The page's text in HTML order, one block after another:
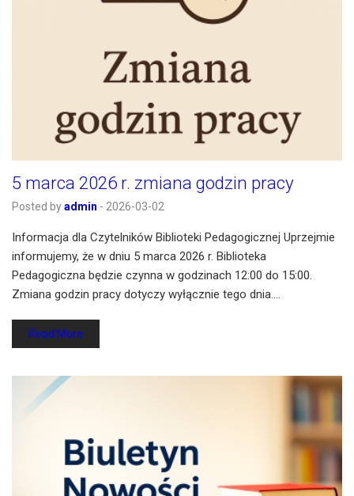
5 marca 2026 r. zmiana godzin pracy
Posted byadmin - 2026-03-02
Informacja dla Czytelników Biblioteki Pedagogicznej Uprzejmie
informujemy, że w dniu 5 marca 2026 r. Biblioteka
Pedagogiczna będzie czynna w godzinach 12:00 do 15:00.
Zmiana godzin pracy dotyczy wyłącznie tego dnia.…
Read More